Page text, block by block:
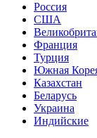
Россия
США
Франция
Турция
Южная
Казахстан
Беларусь
Украина
Индийские